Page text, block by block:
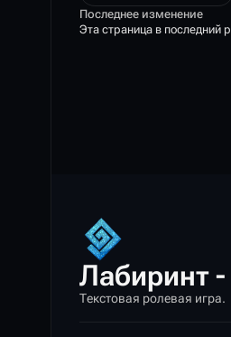
Последнее изменение
Эта страница в последний
Лабиринт
Текстовая ролевая игра.